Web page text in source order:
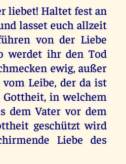
liebet! Haltet fest an
lasset euch allzeit
von der Liebe
werdet ihr den Tod
ewig, außer
Leibe, der da ist
in welchem
dem Vater vor dem
geschützt wird
Liebe des